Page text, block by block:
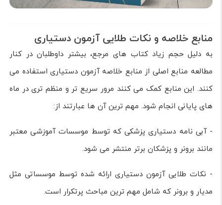
منابع خلاصه و نکات طلایی آزمون دستیاری
به دلیل حجم زیاد کتاب های مرجع، بیشتر داوطلبان در کنار
مطالعه منابع اصلی از منابع خلاصه آزمون دستیاری استفاده می
کنند. این منابع کمک می کنند مرور سریع تر و منظم تری در ماه
های پایانی انجام شود. مهم ترین آن ها عبارتند از:
- آبی نامه دستیاری پزشکی که توسط موسسات آموزشی معتبر
مانند برونر و پزشکان برتر منتشر می شود.
- نکات طلایی آزمون دستیاری ارائه شده توسط موسساتی مثل
مدیار و برونر که شامل مهم ترین مباحث پرتکرار است.